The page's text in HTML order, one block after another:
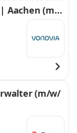
Aachen (m/
(m/w/